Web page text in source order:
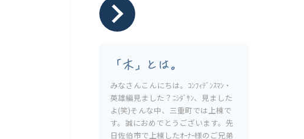
個人情報保護方針
「木」とは。
みなさんこんにちは。ｺﾝﾌｨﾃﾞﾝｽﾏﾝ・
英雄編見ました？ﾆｼﾀﾞｻﾝ、見ました
よ(笑)そんな中、三重町では上棟で
す。誠におめでとうございます。先
日佐伯市で上棟したｵｰﾅｰ様のご兄弟